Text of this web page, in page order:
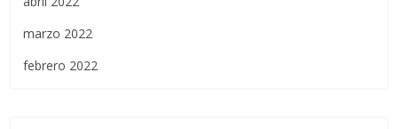
marzo 2022
febrero 2022